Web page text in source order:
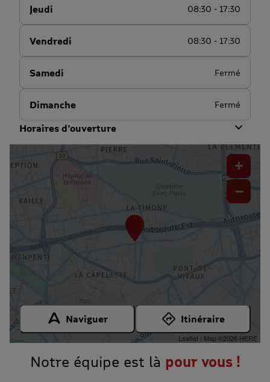
Jeudi 08:30 - 17:30
Vendredi 08:30 - 17:30
Samedi Fermé
Dimanche Fermé
Horaires d'ouverture
+
−
Leaflet | Map ©2026 HERE
Naviguer Itinéraire
Notre équipe est là pour vous !